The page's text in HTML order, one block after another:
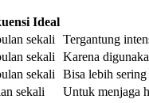
Ideal
sekali
Tergantung
sekali
Karena
sekali
Bisa lebih
sekali Untuk menjaga